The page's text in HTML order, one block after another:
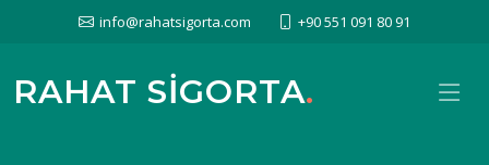
info@rahatsigorta.com +90 551 091 80 91
RAHAT SİGORTA.